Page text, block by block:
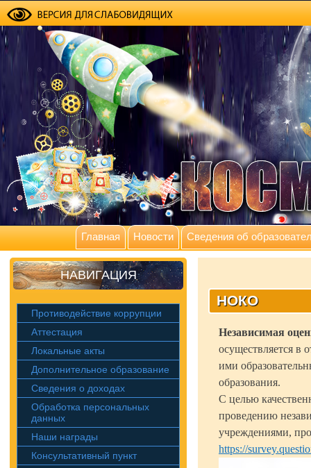
Главная Новости Сведения об
НАВИГАЦИЯ
Противодействие коррупции
Аттестация
Локальные акты
Дополнительное образование
Сведения о доходах
Обработка персональных
данных
Наши награды
Консультативный пункт
НОКО
Независимая
осуществляется в
ими
образования.
С целью
проведению
учреждениями,
https://